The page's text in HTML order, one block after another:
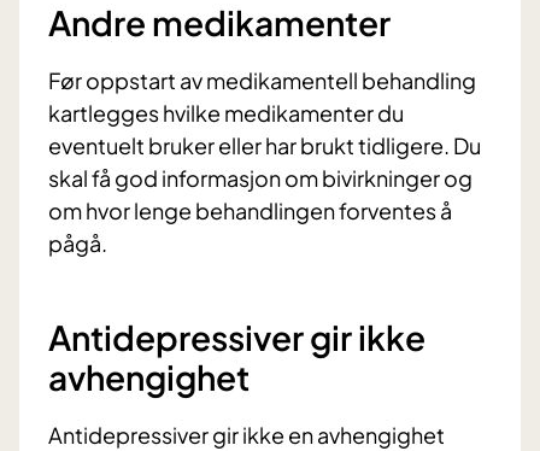
Andre medikamenter
Før oppstart av medikamentell behandling
kartlegges hvilke medikamenter du
eventuelt bruker eller har brukt tidligere. Du
skal få god informasjon om bivirkninger og
om hvor lenge behandlingen forventes å
pågå.
Antidepressiver gir ikke
avhengighet
Antidepressiver gir ikke en avhengighet